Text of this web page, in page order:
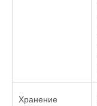
Хранение